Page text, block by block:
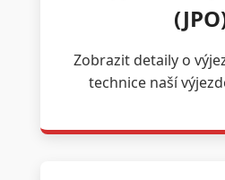
Zobrazit detaily o
technice naší